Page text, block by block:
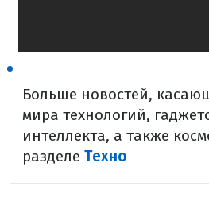
Больше новостей,
мира технологий,
интеллекта, а также
разделе Техно